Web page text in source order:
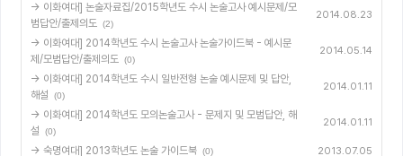
→ 이화여대] 논술자료집/2015학년도 수시 논술고사 예시문제/모
범답안/출제의도 (2)
2014.08.23
→ 이화여대] 2014학년도 수시 논술고사 논술가이드북 - 예시문
제/모범답안/출제의도 (0)
2014.05.14
→ 이화여대] 2014학년도 수시 일반전형 논술 예시문제 및 답안,
해설
(0)
2014.01.11
→ 이화여대] 2014학년도 모의논술고사 - 문제지 및 모범답안, 해
설
(0)
2014.01.11
→ 숙명여대] 2013학년도 논술 가이드북 (0) 2013.07.05